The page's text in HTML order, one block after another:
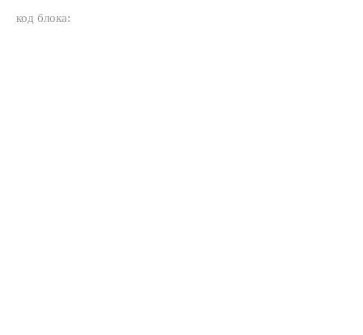
код блока: